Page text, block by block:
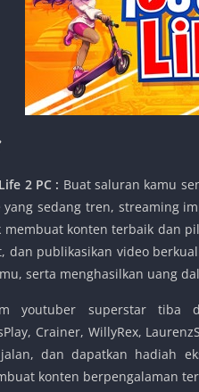
2 PC : Buat saluran kamu
yang sedang tren, streaming
konten terbaik dan
dan publikasikan video
serta menghasilkan uang
youtuber superstar tiba
Crainer, WillyRex,
dan dapatkan hadiah
konten berpengalaman